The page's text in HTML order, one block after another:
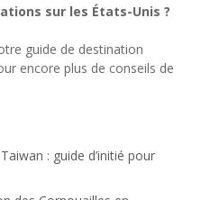
sur les États-Unis ?
guide de destination
encore plus de conseils de
: guide d’initié pour